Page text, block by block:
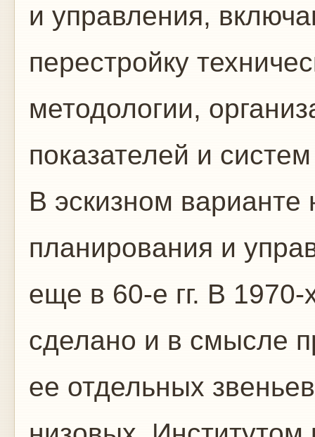
и управления,
перестройку
методологии,
показателей и
В эскизном варианте
планирования и
еще в 60-е гг. В
сделано и в смысле
ее отдельных